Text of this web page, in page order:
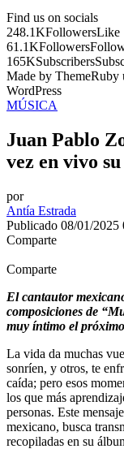
Find us on socials
248.1KFollowersLike
61.1KFollowers
165KSubscribers
Made by ThemeRuby
WordPress
MÚSICA
Juan Pablo
vez en vivo
por
Antía Estrada
Publicado 08/01/2025
Comparte
Comparte
El cantautor
composiciones de
muy íntimo el
La vida da muchas
sonríen, y otros, te
caída; pero esos
los que más
personas. Este
mexicano, busca
recopiladas en su